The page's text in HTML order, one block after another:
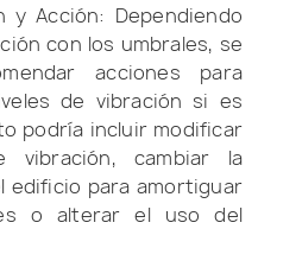
y Acción: Dependiendo
con los umbrales, se
acciones para
de vibración si es
podría incluir modificar
vibración, cambiar la
edificio para amortiguar
o alterar el uso del